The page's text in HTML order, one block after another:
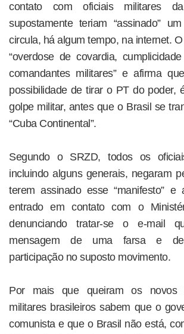
contato com oficiais militares
supostamente teriam “assinado”
circula, há algum tempo, na internet.
“overdose de covardia,
comandantes militares” e afirma
possibilidade de tirar o PT do poder,
golpe militar, antes que o Brasil se
“Cuba Continental”.
Segundo o SRZD, todos os
incluindo alguns generais, negaram
terem assinado esse “manifesto” e
entrado em contato com o
denunciando tratar-se o e-mail
mensagem de uma farsa e
participação no suposto movimento.
Por mais que queiram os novos
militares brasileiros sabem que o
comunista e que o Brasil não está,